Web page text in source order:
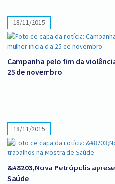
18/11/2015
Campanha pelo fim da
25 de novembro
18/11/2015
&#8203;Nova Petrópolis
Saúde